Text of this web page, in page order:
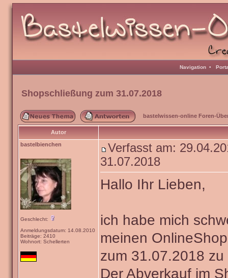
Navigation •
Shopschließung zum 31.07.2018
bastelwissen-online Foren-
Autor
bastelbienchen
Geschlecht:
Anmeldungsdatum: 14.08.2010
Beiträge: 2410
Wohnort: Schellerten
Verfasst am:
31.07.2018
Hallo Ihr Lieben,
ich habe mich
meinen OnlineShop
zum 31.07.2018
Der Abverkauf im